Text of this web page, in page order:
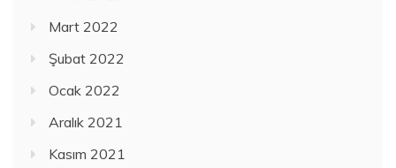
Mart 2022
Şubat 2022
Ocak 2022
Aralık 2021
Kasım 2021